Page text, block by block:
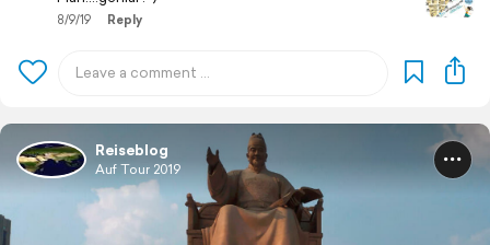
8/9/19 Reply
Reiseblog
Auf Tour 2019